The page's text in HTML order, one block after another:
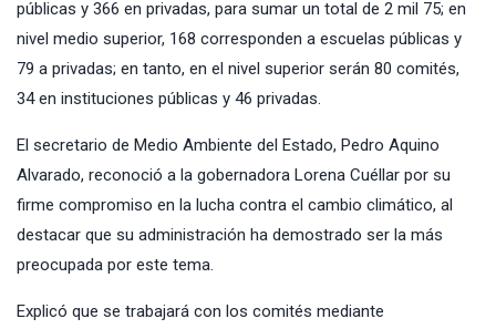
públicas y 366 en privadas, para sumar un total de 2 mil 75; en
nivel medio superior, 168 corresponden a escuelas públicas y
79 a privadas; en tanto, en el nivel superior serán 80 comités,
34 en instituciones públicas y 46 privadas.
El secretario de Medio Ambiente del Estado, Pedro Aquino
Alvarado, reconoció a la gobernadora Lorena Cuéllar por su
firme compromiso en la lucha contra el cambio climático, al
destacar que su administración ha demostrado ser la más
preocupada por este tema.
Explicó que se trabajará con los comités mediante